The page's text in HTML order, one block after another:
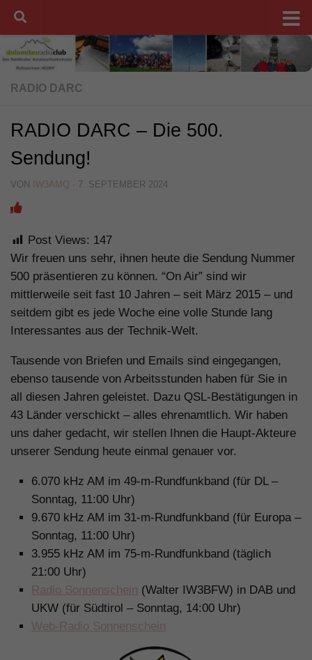
Unter dem Inhalt
RADIO DARC
RADIO DARC – Die 500.
Sendung!
VON IW3AMQ · 7. SEPTEMBER 2024
Post Views: 147
Wir freuen uns sehr, ihnen heute die Sendung Nummer
500 präsentieren zu können. “On Air” sind wir
mittlerweile seit fast 10 Jahren – seit März 2015 – und
seitdem gibt es jede Woche eine volle Stunde lang
Interessantes aus der Technik-Welt.
Tausende von Briefen und Emails sind eingegangen,
ebenso tausende von Arbeitsstunden haben für Sie in
all diesen Jahren geleistet. Dazu QSL-Bestätigungen in
43 Länder verschickt – alles ehrenamtlich. Wir haben
uns daher gedacht, wir stellen Ihnen die Haupt-Akteure
unserer Sendung heute einmal genauer vor.
6.070 kHz AM im 49-m-Rundfunkband (für DL –
Sonntag, 11:00 Uhr)
9.670 kHz AM im 31-m-Rundfunkband (für Europa –
Sonntag, 11:00 Uhr)
3.955 kHz AM im 75-m-Rundfunkband (täglich
21:00 Uhr)
Radio Sonnenschein (Walter IW3BFW) in DAB und
UKW (für Südtirol – Sonntag, 14:00 Uhr)
Web-Radio Sonnenschein